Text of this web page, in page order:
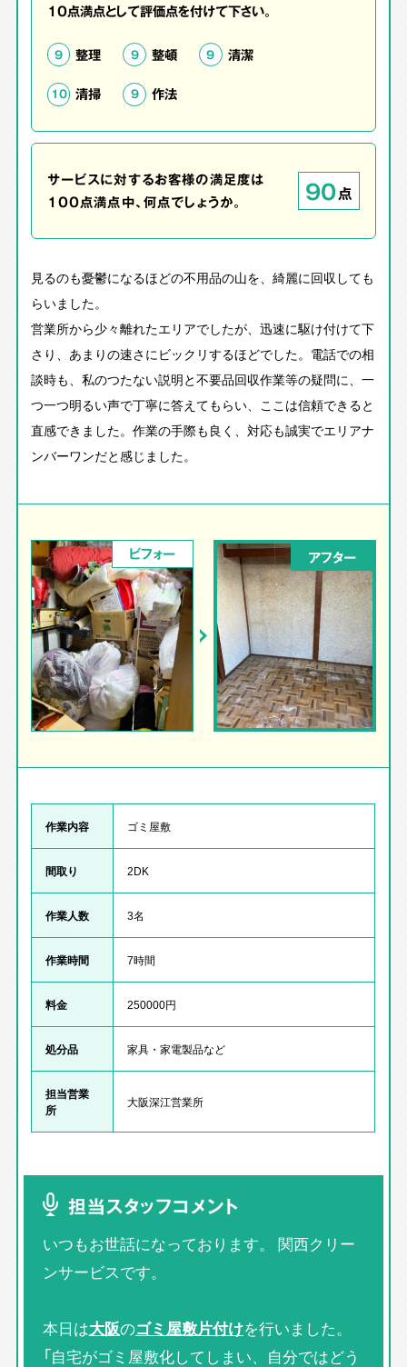
10点満点として評価点を付けて下さい。
9 整理 9 整頓 9 清潔
10 清掃 9 作法
サービスに対するお客様の満足度は
100点満点中、何点でしょうか。
90点
見るのも憂鬱になるほどの不用品の山を、綺麗に回収しても
らいました。
営業所から少々離れたエリアでしたが、迅速に駆け付けて下
さり、あまりの速さにビックリするほどでした。電話での相
談時も、私のつたない説明と不要品回収作業等の疑問に、一
つ一つ明るい声で丁寧に答えてもらい、ここは信頼できると
直感できました。作業の手際も良く、対応も誠実でエリアナ
ンバーワンだと感じました。
ビフォー アフター
作業内容 ゴミ屋敷
間取り 2DK
作業人数 3名
作業時間 7時間
料金 250000円
処分品 家具・家電製品など
担当営業
所
大阪深江営業所
担当スタッフコメント
いつもお世話になっております。 関西クリー
ンサービスです。
本日は大阪のゴミ屋敷片付けを行いました。
「自宅がゴミ屋敷化してしまい、自分ではどう